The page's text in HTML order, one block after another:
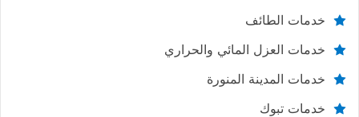
خدمات الطائف
خدمات العزل المائي والحراري
خدمات المدينة المنورة
خدمات تبوك